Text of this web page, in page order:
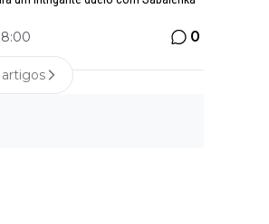
8:00 0
artigos